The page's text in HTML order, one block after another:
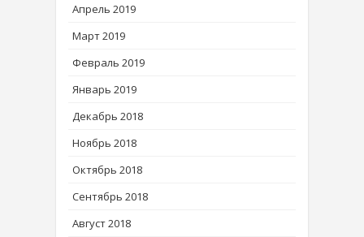
Апрель 2019
Март 2019
Февраль 2019
Январь 2019
Декабрь 2018
Ноябрь 2018
Октябрь 2018
Сентябрь 2018
Август 2018